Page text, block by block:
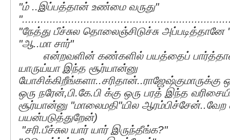
"ம் ..இப்பத்தான் உண்மை வருது"
"நேத்து பீச்சுல தொலைஞ்சிடுச்சு அப்படித்தானே
"ஆ..மா சார்"
என்றவளின் கண்களில் பயத்தைப்
யாருய்யா இந்த சூர்யான்னு
யோசிக்கிறீங்களா..சரிதான்..ராஜேஷ்குமாருக்கு
ஒரு நரேன்,பி.கே.பி க்கு ஒரு பரத் இந்த
சூர்யான்னு "மாலைமதி"யில
பயன்படுத்துறேன்)
"சரி.பீச்சுல யார் யார் இருந்தீங்க?"